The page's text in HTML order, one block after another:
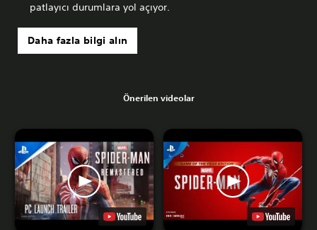
patlayıcı durumlara yol açıyor.
Daha fazla bilgi alın
Önerilen videolar